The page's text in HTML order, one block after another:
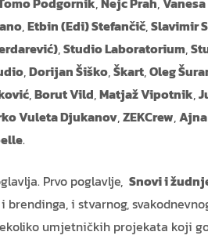
,Etbin (Edi) Stefančič,Slavimir
,Studio Laboratorium,
,Dorijan Šiško,Škart,Oleg
,Borut Vild,Matjaž Vipotnik,
Vuleta Djukanov,ZEKCrew,
.
Prvo poglavlje, Snovi i
i stvarnog,
umjetničkih projekata koji